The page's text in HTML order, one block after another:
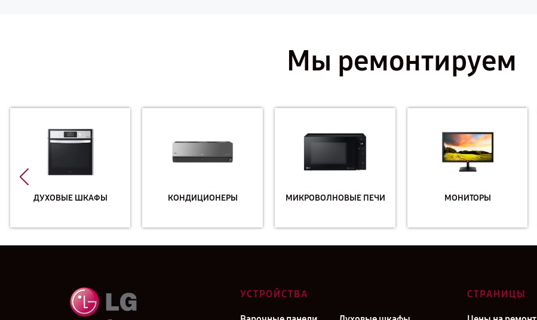
Мы ремонтируем
ДУХОВЫЕ ШКАФЫ КОНДИЦИОНЕРЫ МИКРОВОЛНОВЫЕ ПЕЧИ МОНИТОРЫ
УСТРОЙСТВА СТРАНИЦЫ